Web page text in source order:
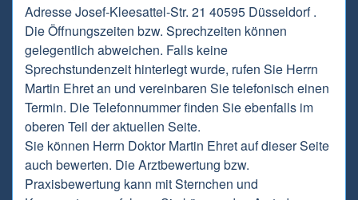
Adresse Josef-Kleesattel-Str. 21 40595 Düsseldorf .
Die Öffnungszeiten bzw. Sprechzeiten können
gelegentlich abweichen. Falls keine
Sprechstundenzeit hinterlegt wurde, rufen Sie Herrn
Martin Ehret an und vereinbaren Sie telefonisch einen
Termin. Die Telefonnummer finden Sie ebenfalls im
oberen Teil der aktuellen Seite.
Sie können Herrn Doktor Martin Ehret auf dieser Seite
auch bewerten. Die Arztbewertung bzw.
Praxisbewertung kann mit Sternchen und